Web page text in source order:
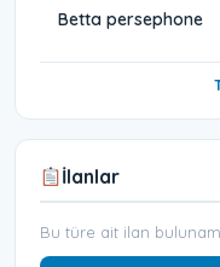
Betta persephone
İlanlar
Bu türe ait ilan